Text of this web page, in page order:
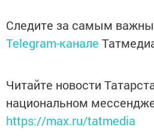
Следите за самым
Telegram-канале
Читайте новости
национальном
https://max.ru/tatmedia